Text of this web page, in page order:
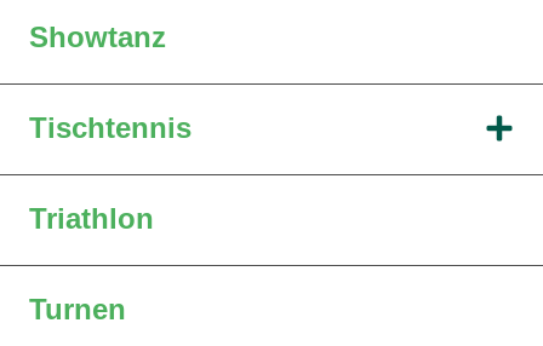
Showtanz
Tischtennis
Triathlon
Turnen